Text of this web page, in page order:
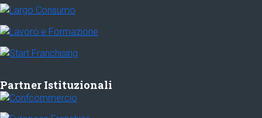
Partner Istituzionali